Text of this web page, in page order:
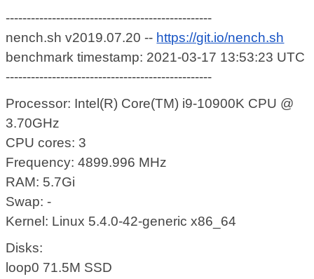
-------------------------------------------------
nench.sh v2019.07.20 -- https://git.io/nench.sh
benchmark timestamp: 2021-03-17 13:53:23 UTC
-------------------------------------------------
Processor: Intel(R) Core(TM) i9-10900K CPU @
3.70GHz
CPU cores: 3
Frequency: 4899.996 MHz
RAM: 5.7Gi
Swap: -
Kernel: Linux 5.4.0-42-generic x86_64
Disks:
loop0 71.5M SSD